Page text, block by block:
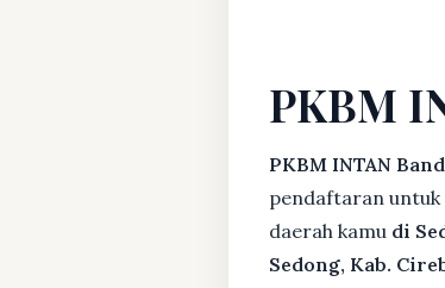
PKBM
PKBM INTAN
pendaftaran untuk
daerah kamu di
Sedong, Kab.